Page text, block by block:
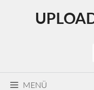
MENÜ